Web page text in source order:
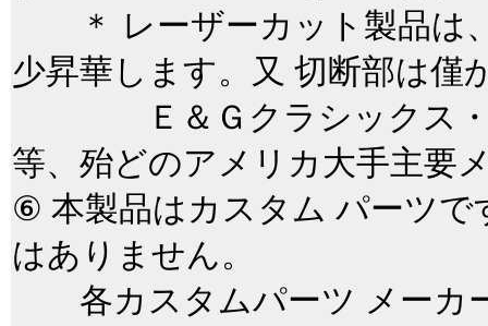
＊ レーザーカット製品は
少昇華します。又 切断部は僅
Ｅ＆Ｇクラシックス・Ｑ
等、殆どのアメリカ大手主要
⑥ 本製品はカスタム パーツで
はありません。
各カスタムパーツ メーカ